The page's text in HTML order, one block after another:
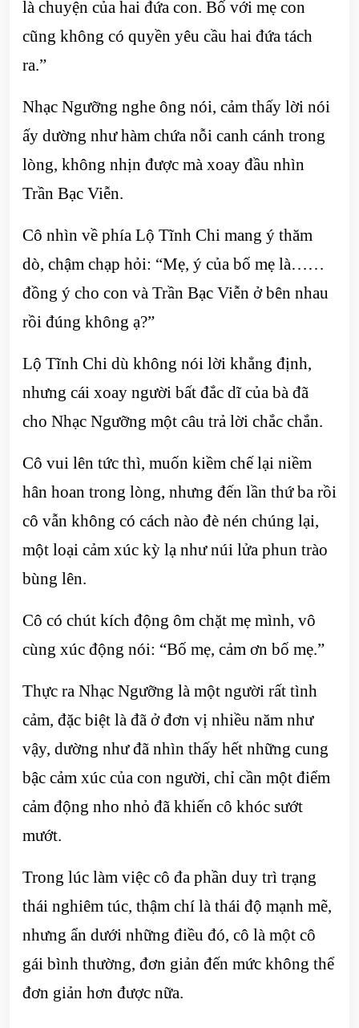
là chuyện của hai đứa con. Bố với mẹ con
cũng không có quyền yêu cầu hai đứa tách
ra.”
Nhạc Ngưỡng nghe ông nói, cảm thấy lời nói
ấy dường như hàm chứa nỗi canh cánh trong
lòng, không nhịn được mà xoay đầu nhìn
Trần Bạc Viễn.
Cô nhìn về phía Lộ Tĩnh Chi mang ý thăm
dò, chậm chạp hỏi: “Mẹ, ý của bố mẹ là……
đồng ý cho con và Trần Bạc Viễn ở bên nhau
rồi đúng không ạ?”
Lộ Tĩnh Chi dù không nói lời khẳng định,
nhưng cái xoay người bất đắc dĩ của bà đã
cho Nhạc Ngưỡng một câu trả lời chắc chắn.
Cô vui lên tức thì, muốn kiềm chế lại niềm
hân hoan trong lòng, nhưng đến lần thứ ba rồi
cô vẫn không có cách nào đè nén chúng lại,
một loại cảm xúc kỳ lạ như núi lửa phun trào
bùng lên.
Cô có chút kích động ôm chặt mẹ mình, vô
cùng xúc động nói: “Bố mẹ, cảm ơn bố mẹ.”
Thực ra Nhạc Ngưỡng là một người rất tình
cảm, đặc biệt là đã ở đơn vị nhiều năm như
vậy, dường như đã nhìn thấy hết những cung
bậc cảm xúc của con người, chỉ cần một điểm
cảm động nho nhỏ đã khiến cô khóc sướt
mướt.
Trong lúc làm việc cô đa phần duy trì trạng
thái nghiêm túc, thậm chí là thái độ mạnh mẽ,
nhưng ẩn dưới những điều đó, cô là một cô
gái bình thường, đơn giản đến mức không thể
đơn giản hơn được nữa.